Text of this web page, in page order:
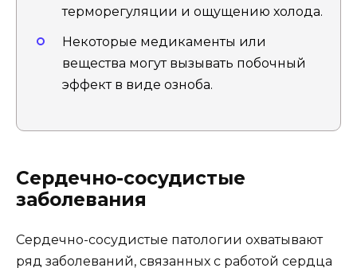
терморегуляции и ощущению холода.
Некоторые медикаменты или
вещества могут вызывать побочный
эффект в виде озноба.
Сердечно-сосудистые
заболевания
Сердечно-сосудистые патологии охватывают
ряд заболеваний, связанных с работой сердца